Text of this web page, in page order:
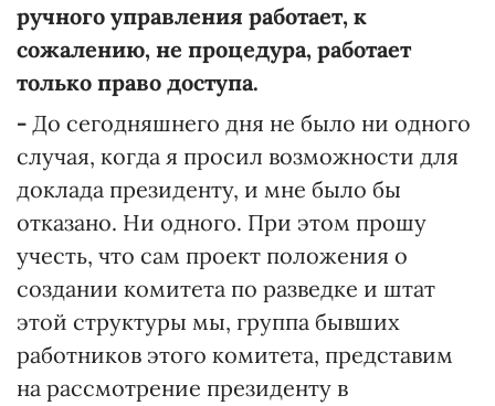
ручного управления работает, к
сожалению, не процедура, работает
только право доступа.
- До сегодняшнего дня не было ни одного
случая, когда я просил возможности для
доклада президенту, и мне было бы
отказано. Ни одного. При этом прошу
учесть, что сам проект положения о
создании комитета по разведке и штат
этой структуры мы, группа бывших
работников этого комитета, представим
на рассмотрение президенту в